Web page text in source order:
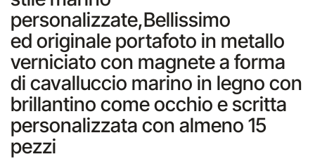
personalizzate,Bellissimo
ed originale portafoto in metallo
verniciato con magnete a forma
di cavalluccio marino in legno con
brillantino come occhio e scritta
personalizzata con almeno 15
pezzi